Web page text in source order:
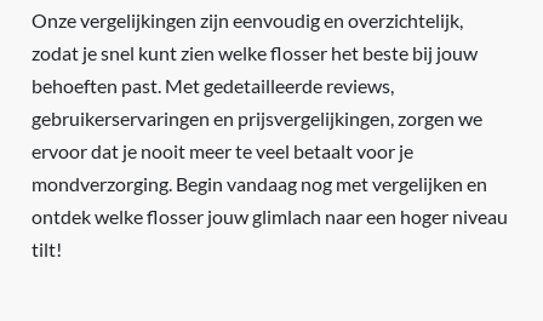
Onze vergelijkingen zijn eenvoudig en overzichtelijk,
zodat je snel kunt zien welke flosser het beste bij jouw
behoeften past. Met gedetailleerde reviews,
gebruikerservaringen en prijsvergelijkingen, zorgen we
ervoor dat je nooit meer te veel betaalt voor je
mondverzorging. Begin vandaag nog met vergelijken en
ontdek welke flosser jouw glimlach naar een hoger niveau
tilt!